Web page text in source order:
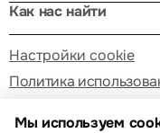
Как нас найти
Настройки cookie
Политика
Мы используем